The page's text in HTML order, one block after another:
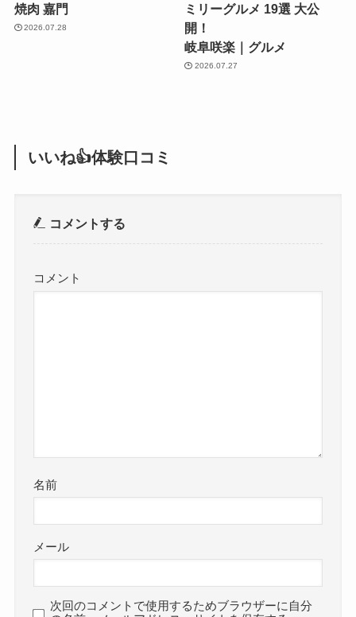
焼肉 嘉門
2026.07.28
ミリーグルメ 19選 大公
開！
岐阜咲楽｜グルメ
2026.07.27
いいね👍体験口コミ
コメントする
コメント
名前
メール
次回のコメントで使用するためブラウザーに自分